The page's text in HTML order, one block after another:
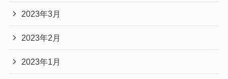
2023年3月
2023年2月
2023年1月